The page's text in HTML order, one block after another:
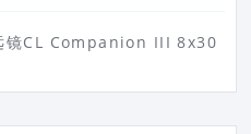
镜CL Companion III 8x30